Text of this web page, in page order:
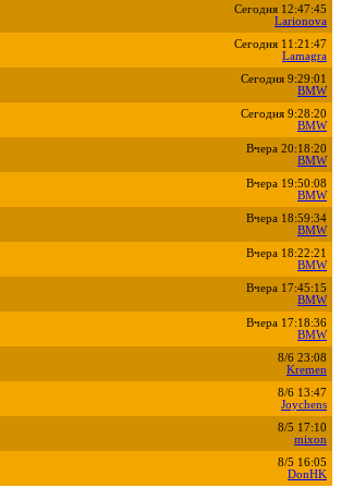
Сегодня 12:47:45
Larionova
Сегодня 11:21:47
Lamagra
Сегодня 9:29:01
BMW
Сегодня 9:28:20
BMW
Вчера 20:18:20
BMW
Вчера 19:50:08
BMW
Вчера 18:59:34
BMW
Вчера 18:22:21
BMW
Вчера 17:45:15
BMW
Вчера 17:18:36
BMW
8/6 23:08
Kremen
8/6 13:47
Joychens
8/5 17:10
mixon
8/5 16:05
DonHK